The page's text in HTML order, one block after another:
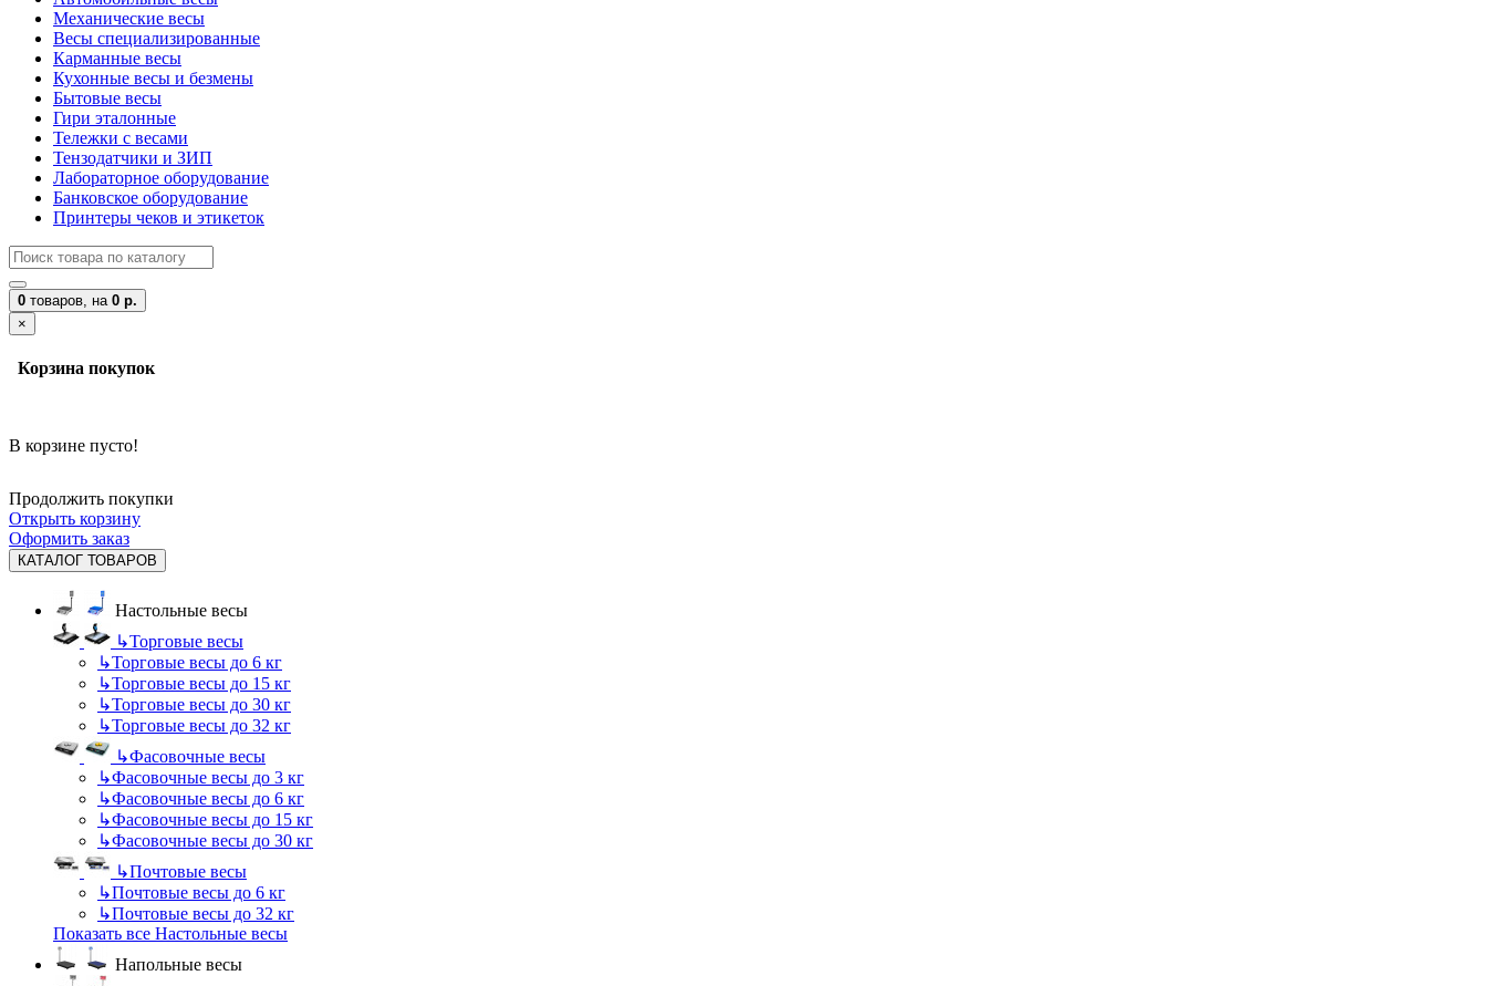
Механические весы
Весы специализированные
Карманные весы
Кухонные весы и безмены
Бытовые весы
Гири эталонные
Тележки с весами
Тензодатчики и ЗИП
Лабораторное оборудование
Банковское оборудование
Принтеры чеков и этикеток
0 товаров, на 0 р.
×
Корзина покупок
В корзине пусто!
Продолжить покупки
Открыть корзину
Оформить заказ
КАТАЛОГ ТОВАРОВ
Настольные весы
↳Торговые весы
↳Торговые весы до 6 кг
↳Торговые весы до 15 кг
↳Торговые весы до 30 кг
↳Торговые весы до 32 кг
↳Фасовочные весы
↳Фасовочные весы до 3 кг
↳Фасовочные весы до 6 кг
↳Фасовочные весы до 15 кг
↳Фасовочные весы до 30 кг
↳Почтовые весы
↳Почтовые весы до 6 кг
↳Почтовые весы до 32 кг
Показать все Настольные весы
Напольные весы